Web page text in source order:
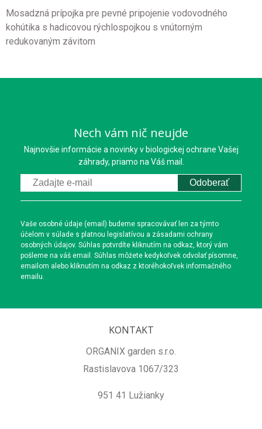
Mosadzná prípojka pre pevné pripojenie vodovodného
kohútika s hadicovou rýchlospojkou s vnútorným
redukovaným závitom
Nech vám nič neujde
Najnovšie informácie a novinky v biologickej ochrane Vašej
záhrady, priamo na Váš mail.
Odoberať
Vaše osobné údaje (email) budeme spracovávať len za týmto
účelom v súlade s platnou legislatívou a zásadami ochrany
osobných údajov. Súhlas potvrdíte kliknutím na odkaz, ktorý vám
pošleme na váš email. Súhlas môžete kedykoľvek odvolať písomne,
emailom alebo kliknutím na odkaz z ktoréhokoľvek informačného
emailu.
KONTAKT
ORGANIX garden s.r.o.
Rastislavova 1067/323
951 41 Lužianky